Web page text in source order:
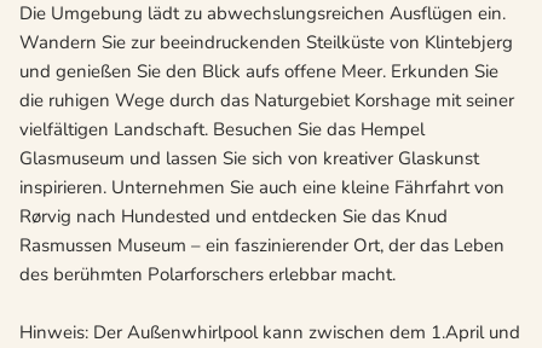
Die Umgebung lädt zu abwechslungsreichen Ausflügen ein.
Wandern Sie zur beeindruckenden Steilküste von Klintebjerg
und genießen Sie den Blick aufs offene Meer. Erkunden Sie
die ruhigen Wege durch das Naturgebiet Korshage mit seiner
vielfältigen Landschaft. Besuchen Sie das Hempel
Glasmuseum und lassen Sie sich von kreativer Glaskunst
inspirieren. Unternehmen Sie auch eine kleine Fährfahrt von
Rørvig nach Hundested und entdecken Sie das Knud
Rasmussen Museum – ein faszinierender Ort, der das Leben
des berühmten Polarforschers erlebbar macht.
Hinweis: Der Außenwhirlpool kann zwischen dem 1.April und